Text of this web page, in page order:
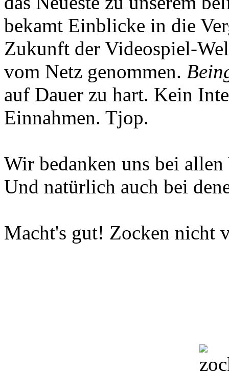
bekamt Einblicke in die
Zukunft der Videospiel-
vom Netz genommen.
auf Dauer zu hart. Kein
Einnahmen. Tjop.
Wir bedanken uns bei
Und natürlich auch bei
Macht's gut! Zocken nicht